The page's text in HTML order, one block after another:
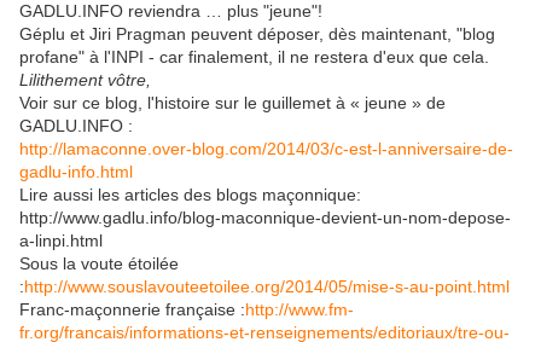
GADLU.INFO reviendra … plus "jeune"!
Géplu et Jiri Pragman peuvent déposer, dès maintenant, "blog
profane" à l'INPI - car finalement, il ne restera d'eux que cela.
Lilithement vôtre,
Voir sur ce blog, l'histoire sur le guillemet à « jeune » de
GADLU.INFO :
http://lamaconne.over-blog.com/2014/03/c-est-l-anniversaire-de-
gadlu-info.html
Lire aussi les articles des blogs maçonnique:
http://www.gadlu.info/blog-maconnique-devient-un-nom-depose-
a-linpi.html
Sous la voute étoilée
:http://www.souslavouteetoilee.org/2014/05/mise-s-au-point.html
Franc-maçonnerie française :http://www.fm-
fr.org/francais/informations-et-renseignements/editoriaux/tre-ou-